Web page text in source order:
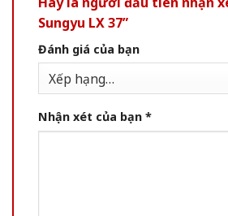
Sungyu LX 37”
Đánh giá của bạn
Nhận xét của bạn *